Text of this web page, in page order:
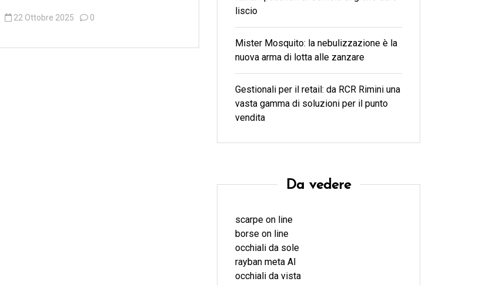
22 Ottobre 2025 0
liscio
Mister Mosquito: la nebulizzazione è la
nuova arma di lotta alle zanzare
Gestionali per il retail: da RCR Rimini una
vasta gamma di soluzioni per il punto
vendita
Da vedere
scarpe on line
borse on line
occhiali da sole
rayban meta AI
occhiali da vista